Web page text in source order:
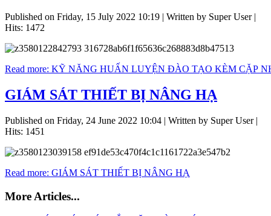
Published on Friday, 15 July 2022 10:19 | Written by Super User|
Hits: 1472
Read more: KỸ NĂNG HUẤN LUYỆN ĐÀO TẠO KÈM CẶP
GIÁM SÁT THIẾT BỊ NÂNG HẠ
Published on Friday, 24 June 2022 10:04 | Written by Super User|
Hits: 1451
Read more: GIÁM SÁT THIẾT BỊ NÂNG HẠ
More Articles...